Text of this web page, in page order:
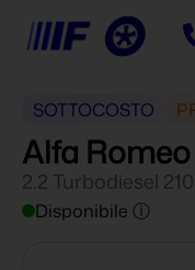
SOTTOCOSTO
Alfa
2.2 Turbodiesel
Disponibile ⓘ